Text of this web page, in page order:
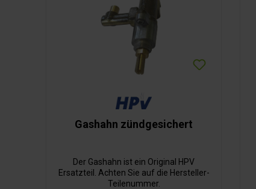
Gashahn zündgesichert
Der Gashahn ist ein Original HPV
Ersatzteil. Achten Sie auf die Hersteller-
Teilenummer.